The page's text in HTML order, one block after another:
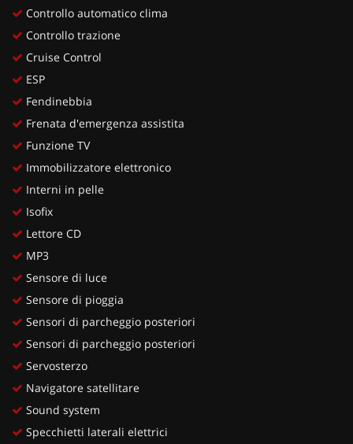
Controllo automatico clima
Controllo trazione
Cruise Control
ESP
Fendinebbia
Frenata d'emergenza assistita
Funzione TV
Immobilizzatore elettronico
Interni in pelle
Isofix
Lettore CD
MP3
Sensore di luce
Sensore di pioggia
Sensori di parcheggio posteriori
Sensori di parcheggio posteriori
Servosterzo
Navigatore satellitare
Sound system
Specchietti laterali elettrici